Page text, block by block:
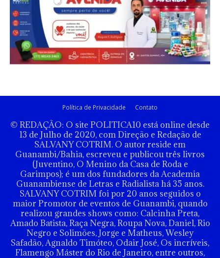
Política de Privacidade Contato
© REDAÇÃO: O site POLITICA10 está online desde
13 de Julho de 2020, com Direção e Redação de
SALVANY COTRIM. O autor reside em
Guanambi/Bahia, escreveu e publicou três livros
(Juventino, O Menino da Casa de Roda e
Garimpos); é um dos fundadores da Academia
Guanambiense de Letras e Radialista há 35 anos.
SALVANY COTRIM foi por 20 anos seguidos o
maior Promotor de eventos de Guanambi, quando
realizou grandes shows como: Calcinha Preta,
Amado Batista, Raça Negra, Roupa Nova, Daniel, Rio
Negro e Solimões, Jorge e Matheus, Wesley
Safadão, Agnaldo Timóteo, Odair José, Os incríveis,
Flamengo Máster do Rio de Janeiro, entre outros,